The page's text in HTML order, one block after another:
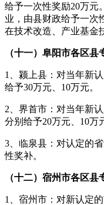
给予一次性奖励20万元
业，由县财政给予一次
在技术改造、产业基金
（十一）阜阳市各区
1、颍上县：对当年新
给予30万元、10万元。
2、界首市：对当年新
分别给予20万元、10万
3、临泉县：对认定的
性奖补。
（十二）宿州市各区
1、宿州市：对新认定